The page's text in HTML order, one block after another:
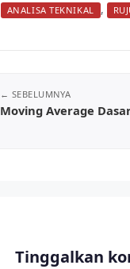
Kategori
ANALISA TEKNIKAL ,
Moving Average
Tinggalkan